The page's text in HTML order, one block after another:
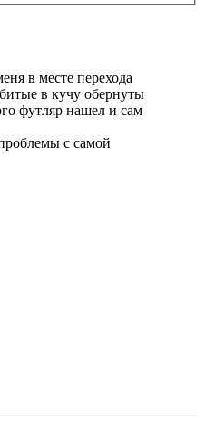
в месте перехода
в кучу обернуты
футляр нашел и сам
с самой